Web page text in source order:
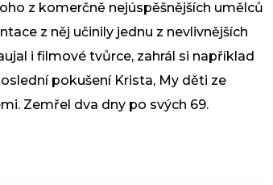
z komerčně nejúspěšnějších umělců
z něj učinily jednu z nevlivnějších
i filmové tvůrce, zahrál si například
pokušení Krista, My děti ze
Zemřel dva dny po svých 69.